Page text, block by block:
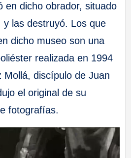
en dicho obrador, situado
las destruyó. Los que
dicho museo son una
realizada en 1994
discípulo de Juan
el original de su
fotografías.